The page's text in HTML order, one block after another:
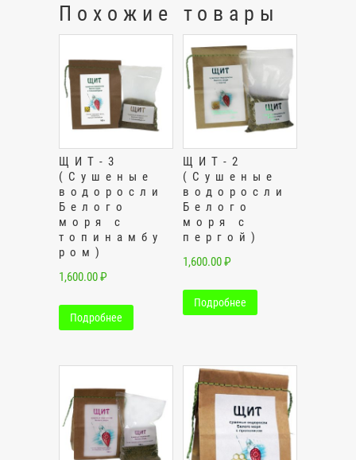
Похожие товары
ЩИТ-3
(Сушеные
водоросли
Белого
моря с
топинамбу
ром)
1,600.00₽
Подробнее
ЩИТ-2
(Сушеные
водоросли
Белого
моря с
пергой)
1,600.00₽
Подробнее